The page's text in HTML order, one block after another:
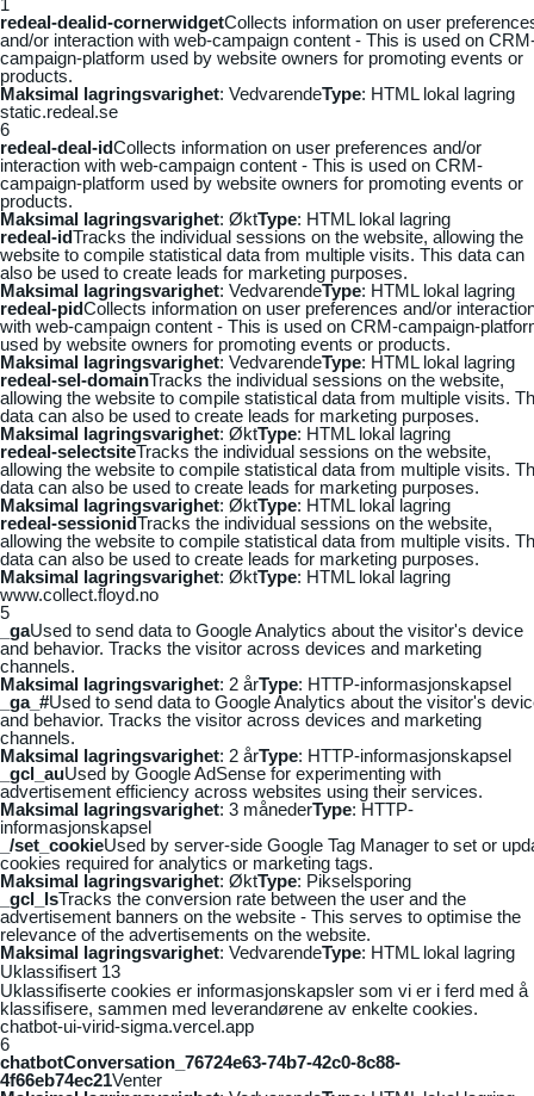
redeal-dealid-cornerwidgetCollects information on user
and/or interaction with web-campaign content - This is used on
campaign-platform used by website owners for promoting events or
products.
Maksimal lagringsvarighet: VedvarendeType: HTML lokal lagring
static.redeal.se
6
redeal-deal-idCollects information on user preferences and/or
interaction with web-campaign content - This is used on CRM-
campaign-platform used by website owners for promoting events or
products.
Maksimal lagringsvarighet: ØktType: HTML lokal lagring
redeal-idTracks the individual sessions on the website, allowing the
website to compile statistical data from multiple visits. This data can
also be used to create leads for marketing purposes.
Maksimal lagringsvarighet: VedvarendeType: HTML lokal lagring
redeal-pidCollects information on user preferences and/or
with web-campaign content - This is used on CRM-campaign-
used by website owners for promoting events or products.
Maksimal lagringsvarighet: VedvarendeType: HTML lokal lagring
redeal-sel-domainTracks the individual sessions on the website,
allowing the website to compile statistical data from multiple visits.
data can also be used to create leads for marketing purposes.
Maksimal lagringsvarighet: ØktType: HTML lokal lagring
redeal-selectsiteTracks the individual sessions on the website,
allowing the website to compile statistical data from multiple visits.
data can also be used to create leads for marketing purposes.
Maksimal lagringsvarighet: ØktType: HTML lokal lagring
redeal-sessionidTracks the individual sessions on the website,
allowing the website to compile statistical data from multiple visits.
data can also be used to create leads for marketing purposes.
Maksimal lagringsvarighet: ØktType: HTML lokal lagring
www.collect.floyd.no
5
_gaUsed to send data to Google Analytics about the visitor's device
and behavior. Tracks the visitor across devices and marketing
channels.
Maksimal lagringsvarighet: 2 årType: HTTP-informasjonskapsel
_ga_#Used to send data to Google Analytics about the visitor's
and behavior. Tracks the visitor across devices and marketing
channels.
Maksimal lagringsvarighet: 2 årType: HTTP-informasjonskapsel
_gcl_auUsed by Google AdSense for experimenting with
advertisement efficiency across websites using their services.
Maksimal lagringsvarighet: 3 månederType: HTTP-
informasjonskapsel
_/set_cookieUsed by server-side Google Tag Manager to set or
cookies required for analytics or marketing tags.
Maksimal lagringsvarighet: ØktType: Pikselsporing
_gcl_lsTracks the conversion rate between the user and the
advertisement banners on the website - This serves to optimise the
relevance of the advertisements on the website.
Maksimal lagringsvarighet: VedvarendeType: HTML lokal lagring
Uklassifisert 13
Uklassifiserte cookies er informasjonskapsler som vi er i ferd med å
klassifisere, sammen med leverandørene av enkelte cookies.
chatbot-ui-virid-sigma.vercel.app
6
chatbotConversation_76724e63-74b7-42c0-8c88-
4f66eb74ec21Venter